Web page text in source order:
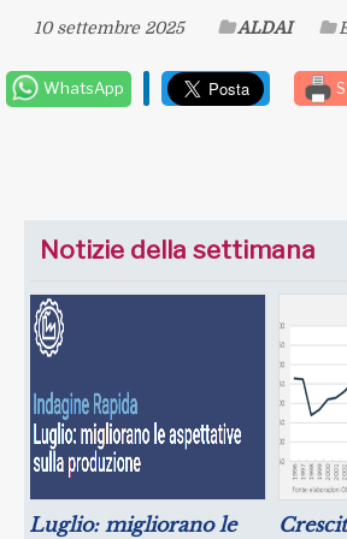
10 settembre 2025 ALDAI
WhatsApp
Notizie della settimana
Luglio: migliorano le